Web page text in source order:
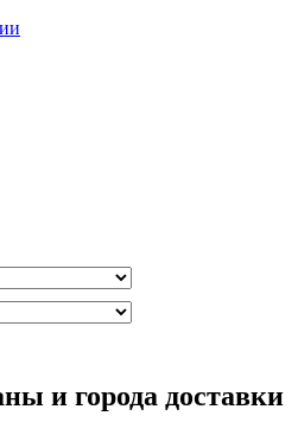
и города доставки